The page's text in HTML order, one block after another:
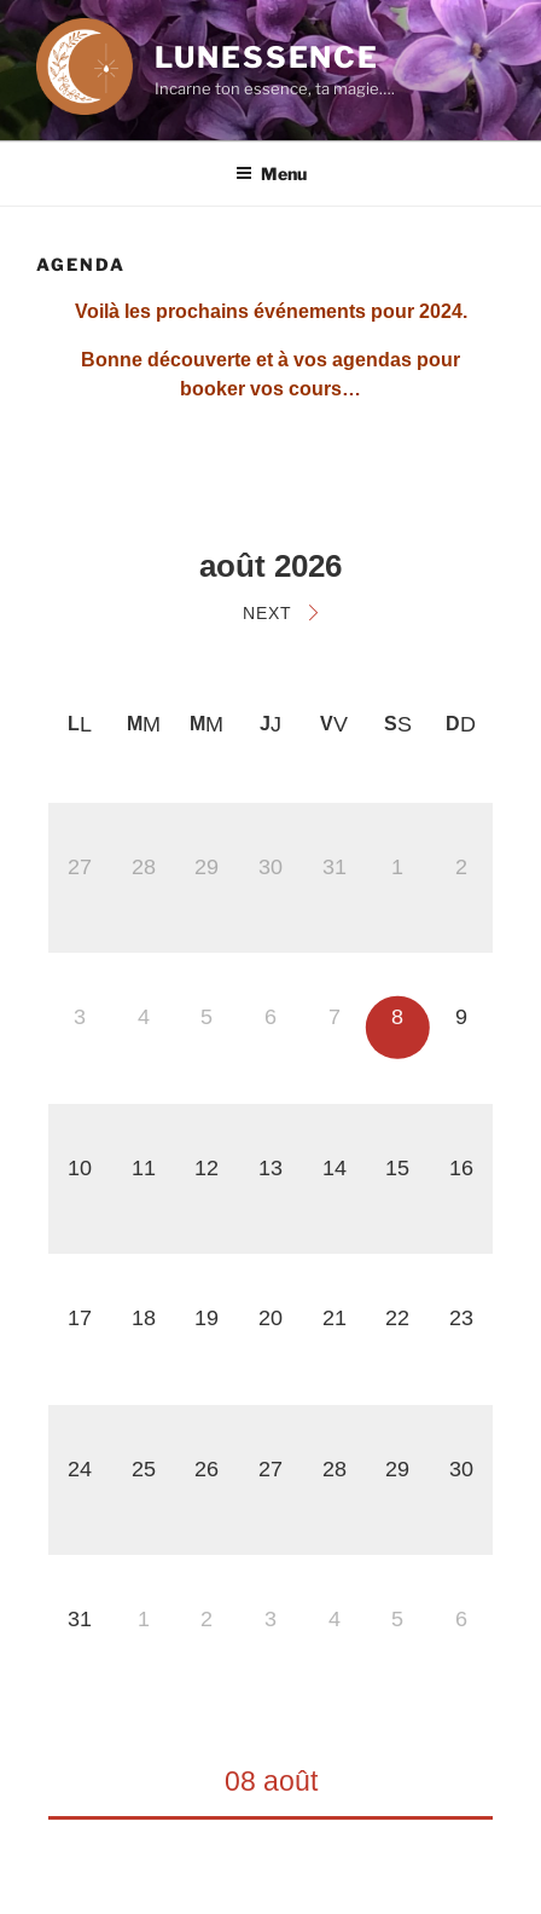
Aller
contenu
principal
LUNESSENCE
Incarne ton essence, ta magie….
Menu
AGENDA
Voilà les prochains événements pour 2024.
Bonne découverte et à vos agendas pour
booker vos cours…
août 2026
NEXT
L M M J V S D
27 28 29 30 31 1 2
3 4 5 6 7 8 9
10 11 12 13 14 15 16
17 18 19 20 21 22 23
24 25 26 27 28 29 30
31 1 2 3 4 5 6
08 août